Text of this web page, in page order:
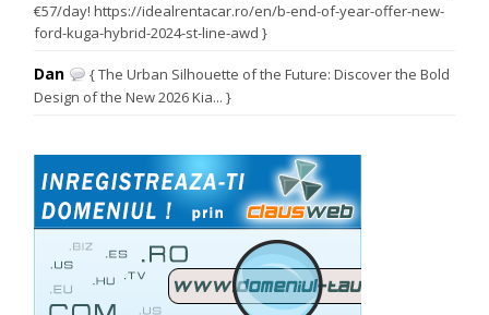
€57/day! https://idealrentacar.ro/en/b-end-of-year-offer-new-
ford-kuga-hybrid-2024-st-line-awd }
Dan
{ The Urban Silhouette of the Future: Discover the Bold
Design of the New 2026 Kia... }